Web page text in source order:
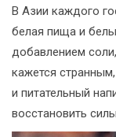
В Азии каждого
белая пища и
добавлением
кажется
и питательный
восстановить